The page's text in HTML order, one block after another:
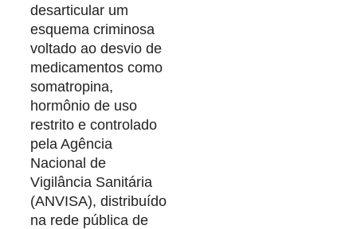
desarticular um
esquema criminosa
voltado ao desvio de
medicamentos como
somatropina,
hormônio de uso
restrito e controlado
pela Agência
Nacional de
Vigilância Sanitária
(ANVISA), distribuído
na rede pública de